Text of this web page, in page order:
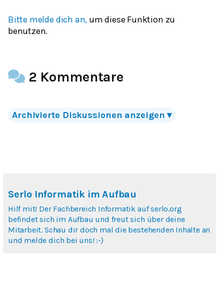
Bitte melde dich an, um diese Funktion zu
benutzen.
2 Kommentare
Archivierte Diskussionen anzeigen ▾
Serlo Informatik im Aufbau
Hilf mit! Der Fachbereich Informatik auf serlo.org
befindet sich im Aufbau und freut sich über deine
Mitarbeit. Schau dir doch mal die bestehenden Inhalte an
und melde dich bei uns! :-)